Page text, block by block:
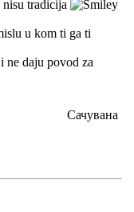
tradicija
u kom ti ga ti
ne daju povod za
Сачувана